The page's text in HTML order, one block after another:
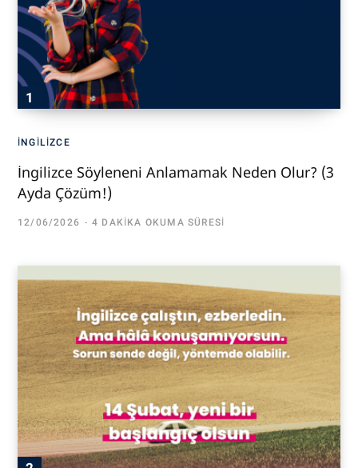
İNGILIZCE
İngilizce Söyleneni Anlamamak Neden Olur? (3
Ayda Çözüm!)
12/06/2026 4 DAKIKA OKUMA SÜRESI